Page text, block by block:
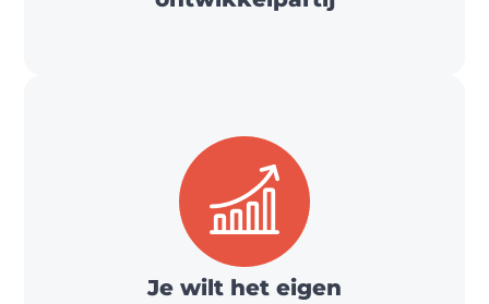
Je wilt het eigen